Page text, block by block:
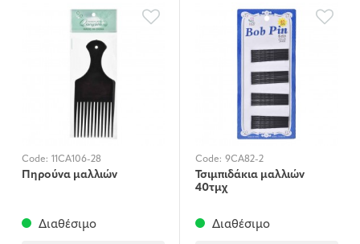
Code: 11CA106-28
Πηρούνα μαλλιών
Διαθέσιμο
Code: 9CA82-2
Τσιμπιδάκια μαλλιών
40τμχ
Διαθέσιμο